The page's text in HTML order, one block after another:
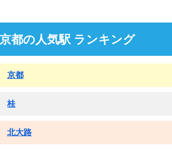
京都の人気駅 ランキング
京都
桂
北大路